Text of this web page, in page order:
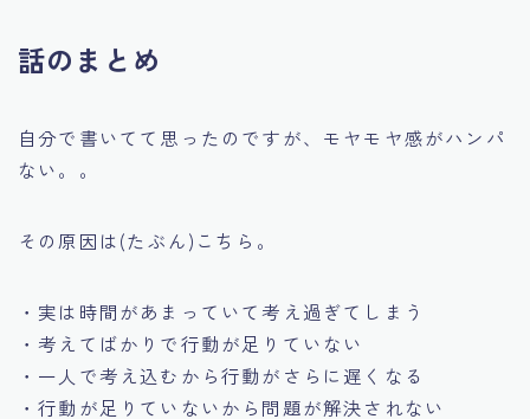
話のまとめ
自分で書いてて思ったのですが、モヤモヤ感がハンパ
ない。。
その原因は(たぶん)こちら。
・実は時間があまっていて考え過ぎてしまう
・考えてばかりで行動が足りていない
・一人で考え込むから行動がさらに遅くなる
・行動が足りていないから問題が解決されない